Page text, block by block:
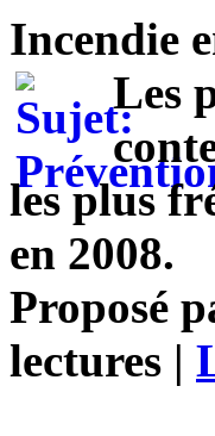
Incendie
Les
les plus
en 2008.
Proposé
lectures |